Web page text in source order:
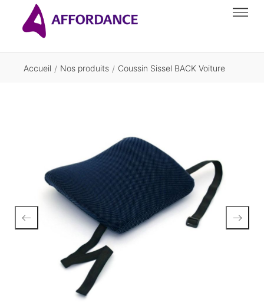
Accueil / Nos produits / Coussin Sissel BACK Voiture